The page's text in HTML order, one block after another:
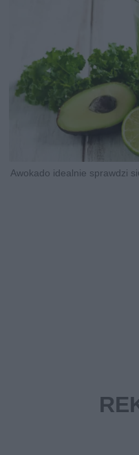
Awokado idealnie sprawdzi